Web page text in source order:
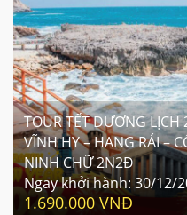
TOUR TẾT DƯƠNG LỊCH
VĨNH HY – HANG RÁI –
NINH CHỮ 2N2Đ
Ngay khởi hành:30/12/
1.690.000 VNĐ